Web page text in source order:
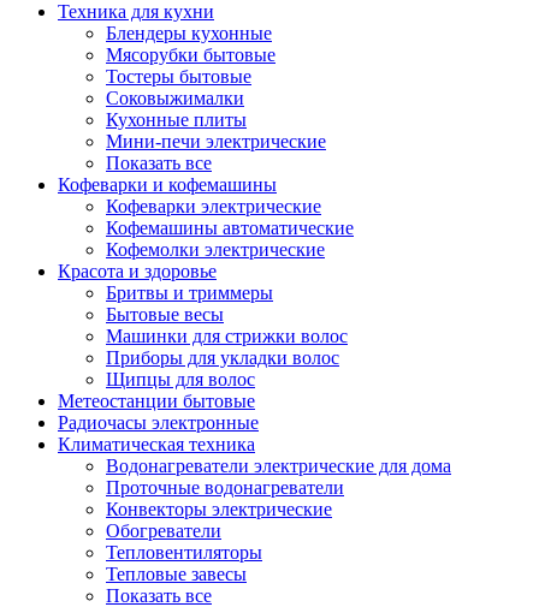
Техника для кухни
Блендеры кухонные
Мясорубки бытовые
Тостеры бытовые
Соковыжималки
Кухонные плиты
Мини-печи электрические
Показать все
Кофеварки и кофемашины
Кофеварки электрические
Кофемашины автоматические
Кофемолки электрические
Красота и здоровье
Бритвы и триммеры
Бытовые весы
Машинки для стрижки волос
Приборы для укладки волос
Щипцы для волос
Метеостанции бытовые
Радиочасы электронные
Климатическая техника
Водонагреватели электрические для дома
Проточные водонагреватели
Конвекторы электрические
Обогреватели
Тепловентиляторы
Тепловые завесы
Показать все